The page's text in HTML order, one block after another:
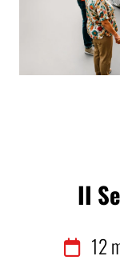
II
12